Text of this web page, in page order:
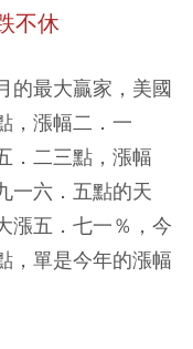
不休
的最大贏家，美國
，漲幅二．一
二三點，漲幅
一六．五點的天
漲五．七一％，今
，單是今年的漲幅